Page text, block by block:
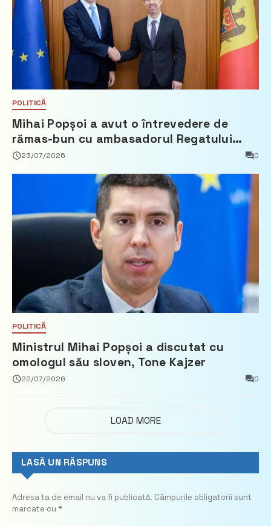
POLITICĂ
Mihai Popșoi a avut o întrevedere de
rămas-bun cu ambasadorul Regatului
Țărilor de Jos, Fred Duijn
23/07/2026 0
POLITICĂ
Ministrul Mihai Popșoi a discutat cu
omologul său sloven, Tone Kajzer
22/07/2026 0
LOAD MORE
LASĂ UN RĂSPUNS
Adresa ta de email nu va fi publicată. Câmpurile obligatorii sunt
marcate cu *